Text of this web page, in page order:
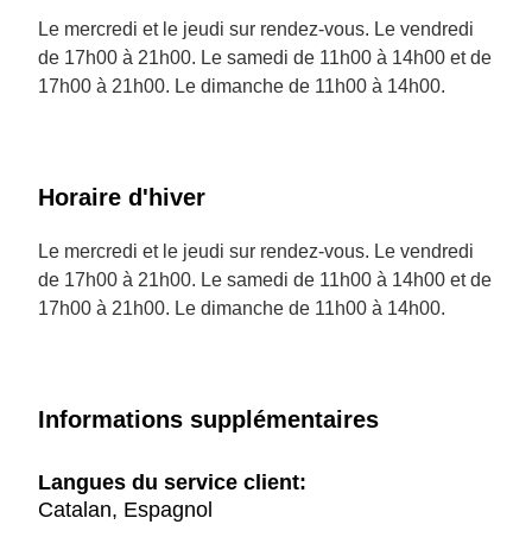
Le mercredi et le jeudi sur rendez-vous. Le vendredi
de 17h00 à 21h00. Le samedi de 11h00 à 14h00 et de
17h00 à 21h00. Le dimanche de 11h00 à 14h00.
Horaire d'hiver
Le mercredi et le jeudi sur rendez-vous. Le vendredi
de 17h00 à 21h00. Le samedi de 11h00 à 14h00 et de
17h00 à 21h00. Le dimanche de 11h00 à 14h00.
Informations supplémentaires
Langues du service client:
Catalan, Espagnol